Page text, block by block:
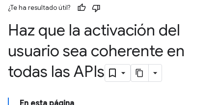
¿Te ha resultado útil?
Haz que la activación del
usuario sea coherente en
todas las APIs